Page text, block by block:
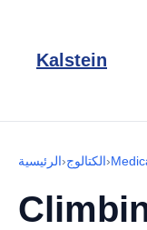
Kalstein
الرئيسية›الكتالوج›